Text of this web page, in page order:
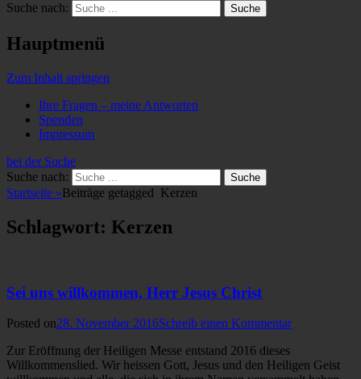
Suche nach:
Hauptmenü
Zum Inhalt springen
Ihre Fragen – meine Antworten
Spenden
Impressum
bei der Suche
Suche nach:
Startseite »Beiträge getagged Kerzen
Schlagwort: Kerzen
Sei uns willkommen, Herr Jesus Christ
Posted on28. November 2016Schreib einen Kommentar
Zur Eröffnung der Heiligen Messe entstand 2016 dieses
Willkommenslied. Wir heissen Gott, Jesus und den Heiligen Geist